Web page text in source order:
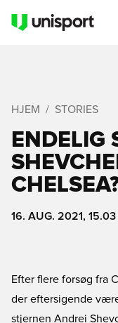
HJEM STORIES
ENDELIG
16. AUG. 2021, 15.03
Efter flere forsøg fra
der eftersigende
stjernen Andrei